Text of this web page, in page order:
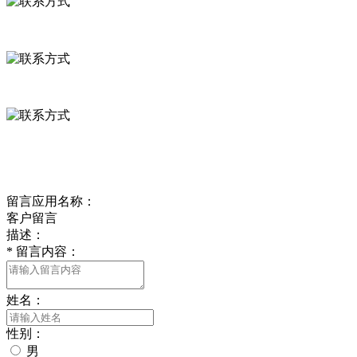
留言应用名称：
客户留言
描述：
* 留言内容：
姓名：
性别：
男